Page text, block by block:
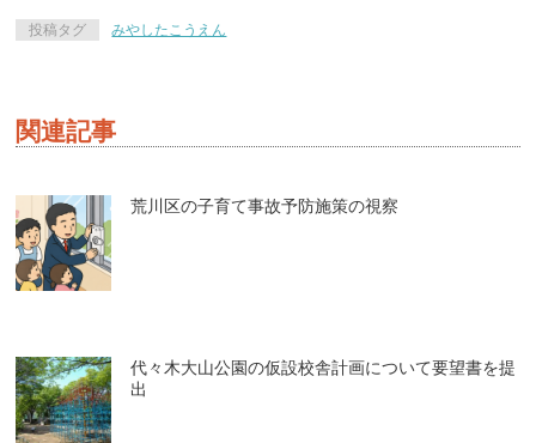
投稿タグ みやしたこうえん
関連記事
荒川区の子育て事故予防施策の視察
代々木大山公園の仮設校舎計画について要望書を提
出